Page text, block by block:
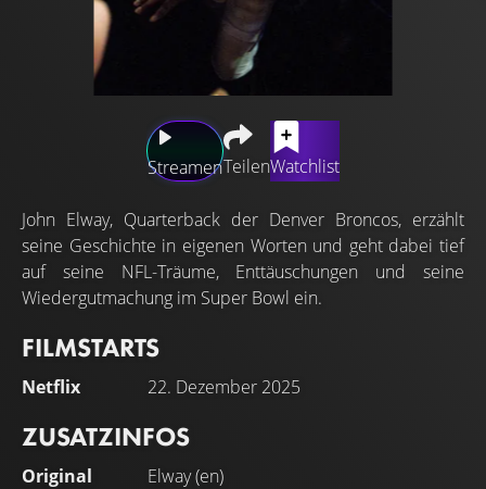
StreamenTeilenWatchlist
John Elway, Quarterback der Denver Broncos, erzählt
seine Geschichte in eigenen Worten und geht dabei tief
auf seine NFL-Träume, Enttäuschungen und seine
Wiedergutmachung im Super Bowl ein.
FILMSTARTS
Netflix 22. Dezember 2025
ZUSATZINFOS
Original
Elway (en)